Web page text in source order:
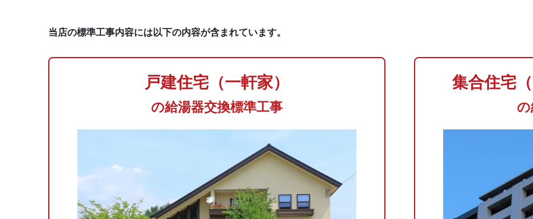
当店の標準工事内容には以下の内容が含まれています。
戸建住宅（一軒家）
の給湯器交換標準工事
集合住宅
の